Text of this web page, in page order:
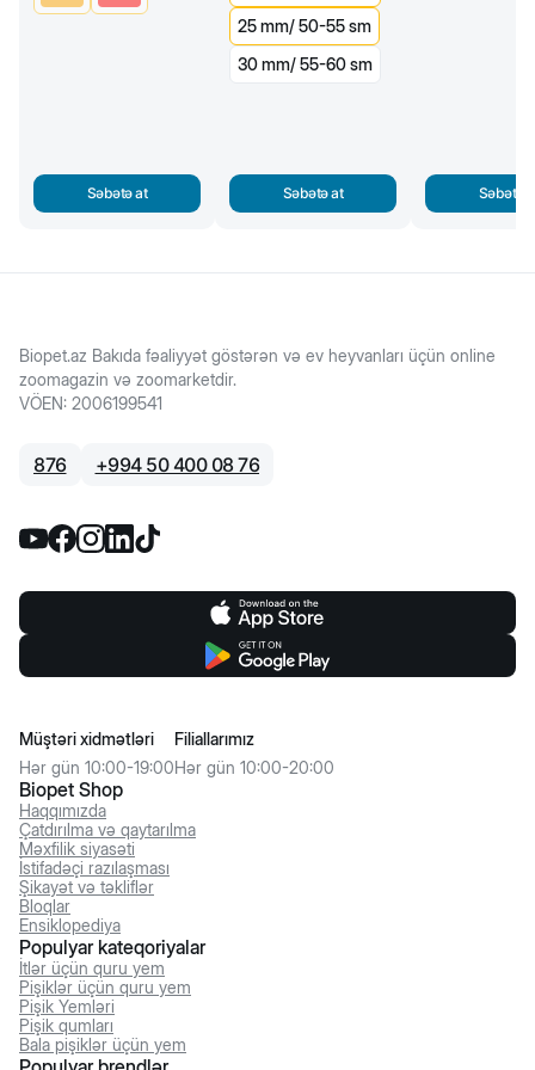
Səbətə at
25 mm/ 50-55 sm
30 mm/ 55-60 sm
Səbətə at Səbətə
Biopet.az Bakıda fəaliyyət göstərən və ev heyvanları üçün online
zoomagazin və zoomarketdir.
VÖEN: 2006199541
876 +994 50 400 08 76
Biopet Shop
Haqqımızda
Çatdırılma və qaytarılma
Məxfilik siyasəti
İstifadəçi razılaşması
Şikayət və təkliflər
Bloqlar
Ensiklopediya
Müştəri xidmətləri
Hər gün 10:00-19:00
Filiallarımız
Hər gün 10:00-20:00
Populyar kateqoriyalar
İtlər üçün quru yem
Pişiklər üçün quru yem
Pişik Yemləri
Pişik qumları
Bala pişiklər üçün yem